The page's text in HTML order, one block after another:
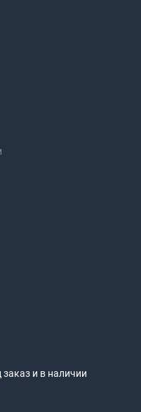
заказ и в наличии